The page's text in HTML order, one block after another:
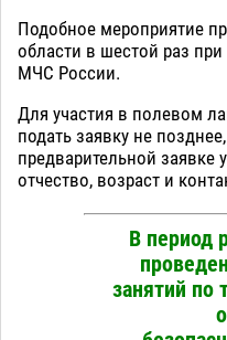
Подобное мероприятие
области в шестой раз
МЧС России.
Для участия в полевом
подать заявку не
предварительной
отчество, возраст и
В период
занятий по